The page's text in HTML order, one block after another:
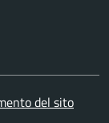
del sito